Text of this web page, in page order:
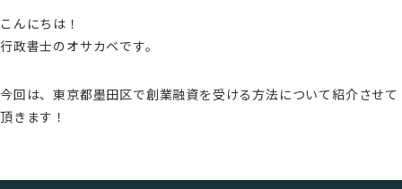
こんにちは！
行政書士のオサカベです。
今回は、東京都墨田区で創業融資を受ける方法について紹介させて
頂きます！